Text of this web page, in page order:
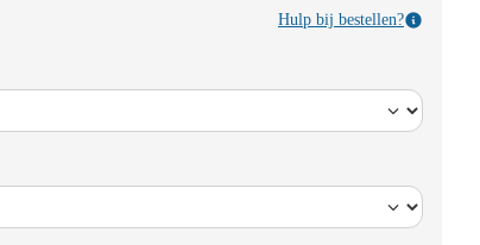
Hulp bij bestellen?